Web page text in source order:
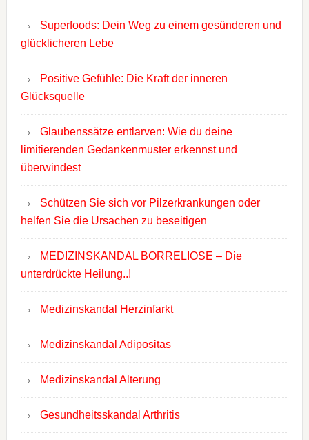
Superfoods: Dein Weg zu einem gesünderen und
glücklicheren Lebe
Positive Gefühle: Die Kraft der inneren
Glücksquelle
Glaubenssätze entlarven: Wie du deine
limitierenden Gedankenmuster erkennst und
überwindest
Schützen Sie sich vor Pilzerkrankungen oder
helfen Sie die Ursachen zu beseitigen
MEDIZINSKANDAL BORRELIOSE – Die
unterdrückte Heilung..!
Medizinskandal Herzinfarkt
Medizinskandal Adipositas
Medizinskandal Alterung
Gesundheitsskandal Arthritis